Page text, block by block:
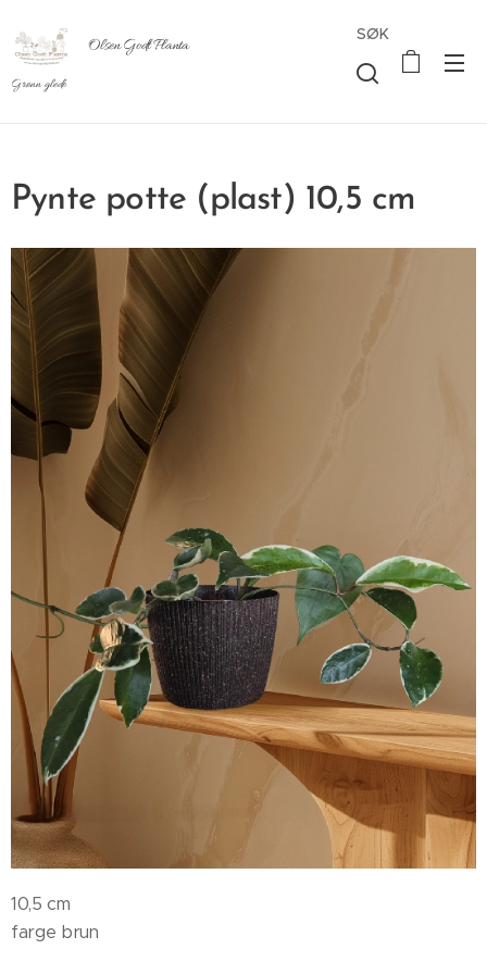
Olsen Godt Planta
Grønn glede
SØK
Pynte potte (plast) 10,5 cm
10,5 cm
farge brun